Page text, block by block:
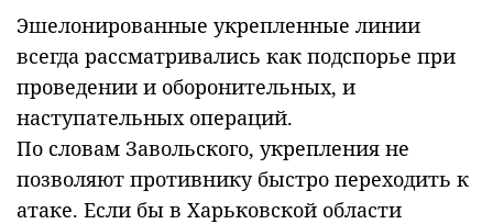
Эшелонированные укрепленные линии
всегда рассматривались как подспорье при
проведении и оборонительных, и
наступательных операций.
По словам Завольского, укрепления не
позволяют противнику быстро переходить к
атаке. Если бы в Харьковской области